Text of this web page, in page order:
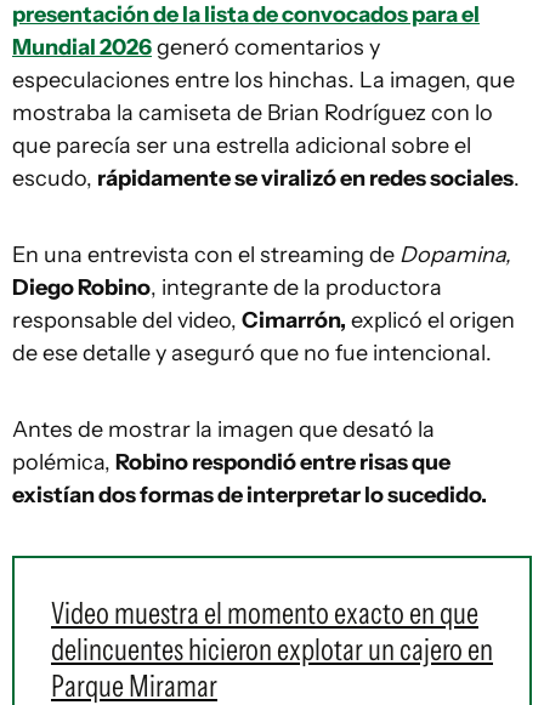
presentación de la lista de convocados para el
Mundial 2026generó comentarios y
especulaciones entre los hinchas. La imagen, que
mostraba la camiseta de Brian Rodríguez con lo
que parecía ser una estrella adicional sobre el
escudo, rápidamente se viralizó en redes sociales.
En una entrevista con el streaming de Dopamina,
Diego Robino, integrante de la productora
responsable del video, Cimarrón, explicó el origen
de ese detalle y aseguró que no fue intencional.
Antes de mostrar la imagen que desató la
polémica, Robino respondió entre risas que
existían dos formas de interpretar lo sucedido.
Video muestra el momento exacto en que
delincuentes hicieron explotar un cajero en
Parque Miramar